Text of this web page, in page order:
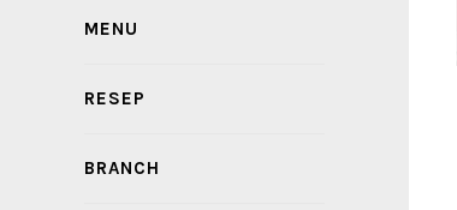
MENU
RESEP
BRANCH